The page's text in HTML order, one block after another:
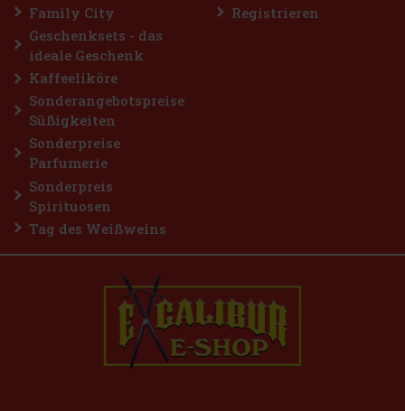
Family City
Geschenksets - das
ideale Geschenk
Kaffeeliköre
Sonderangebotspreise
Süßigkeiten
Sonderpreise
Parfumerie
Sonderpreis
Spirituosen
Tag des Weißweins
Registrieren